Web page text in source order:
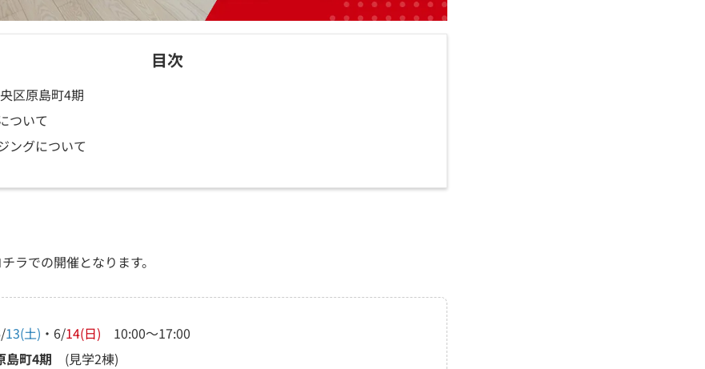
目次
区原島町4期
ついて
ングについて
ラでの開催となります。
13(土) ・6/14(日) 10:00～17:00
島町4期 (見学2棟)